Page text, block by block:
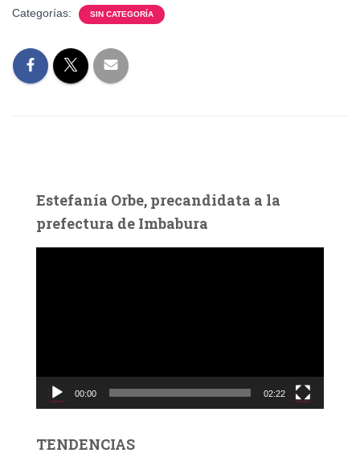
Categorías: SIN CATEGORÍA
Estefanía Orbe, precandidata a la
prefectura de Imbabura
c
d
00:00 02:22
TENDENCIAS